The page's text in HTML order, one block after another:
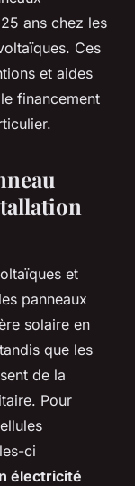
ans chez les
Ces
et aides
financement
et
panneaux
solaire en
que les
de la
Pour
ci
électricité